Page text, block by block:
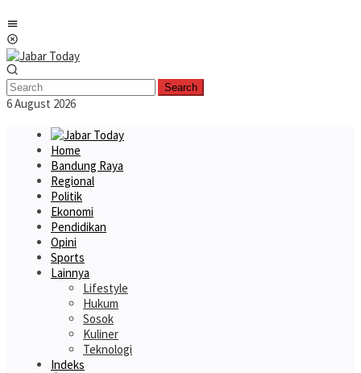
to
content
Search
6 August 2026
Home
Bandung Raya
Regional
Politik
Ekonomi
Pendidikan
Opini
Sports
Lainnya
Lifestyle
Hukum
Sosok
Kuliner
Teknologi
Indeks